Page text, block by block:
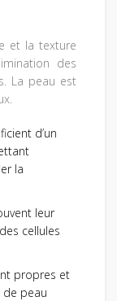
et la texture
des
La peau est
d’un
la
leur
cellules
propres et
de peau